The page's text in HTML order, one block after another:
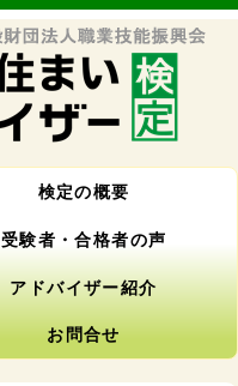
検定の概要
受験者・合格者の声
アドバイザー紹介
お問合せ